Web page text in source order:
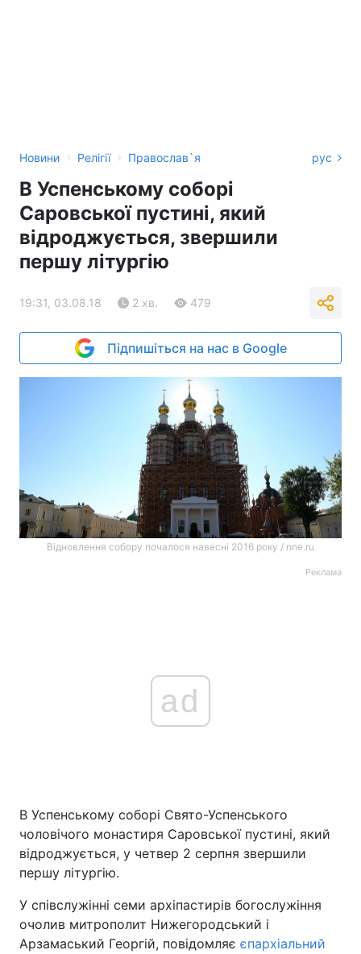
Новини › Релігії › Православ`я рус
В Успенському соборі
Саровської пустині, який
відроджується, звершили
першу літургію
19:31, 03.08.18 2 хв. 479
Підпишіться на нас в Google
Відновлення собору почалося навесні 2016 року / nne.ru
Реклама
ad
В Успенському соборі Свято-Успенського
чоловічого монастиря Саровської пустині, який
відроджується, у четвер 2 серпня звершили
першу літургію.
У співслужінні семи архіпастирів богослужіння
очолив митрополит Нижегородський і
Арзамаський Георгій, повідомляє єпархіальний